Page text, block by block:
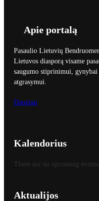
Apie portalą
Pasaulio Lietuvių
Lietuvos diasporą visame
saugumo stiprinimui,
atgrasymui.
Daugiau
Kalendorius
There are no upcoming events.
Aktualijos